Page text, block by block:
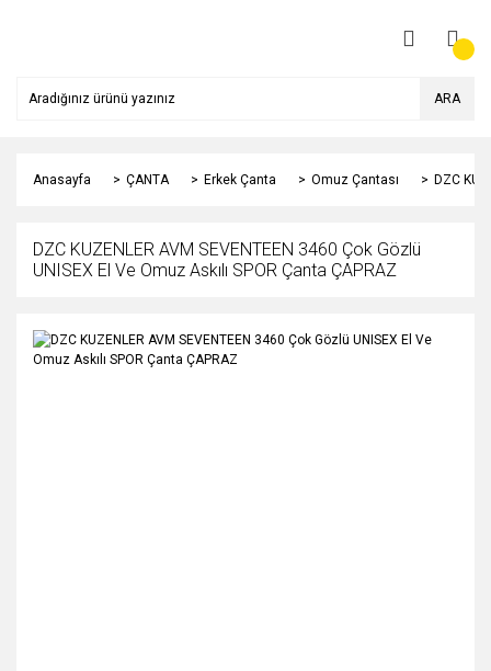
ARA
Anasayfa ÇANTA Erkek Çanta Omuz Çantası DZC
DZC KUZENLER AVM SEVENTEEN 3460 Çok Gözlü
UNISEX El Ve Omuz Askılı SPOR Çanta ÇAPRAZ